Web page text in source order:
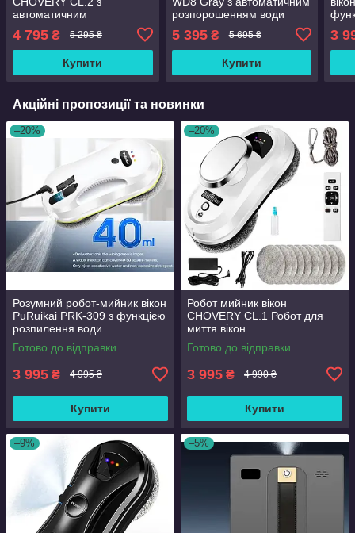
автоматичним
4 795 ₴ 5 295 ₴
Купити
розпорошенням води
5 395₴ 5 695 ₴
Купити
3
Акційні пропозиції та новинки
–20%
Розумний робот-мийник вікон
PuRuikai PRK-309 з функцією
розпилення води
Готово до відправки
3 995 ₴ 4 995 ₴
Купити
–20%
Робот мийник вікон
CHOVERY CL.1 Робот для
миття вікон
Готово до відправки
3 995 ₴ 4 990 ₴
Купити
–9% –5%